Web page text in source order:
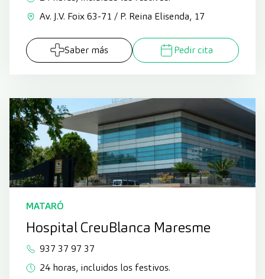
Av. J.V. Foix 63-71 / P. Reina Elisenda, 17
Saber más Pedir cita
MATARÓ
Hospital CreuBlanca Maresme
937 37 97 37
24 horas, incluidos los festivos.